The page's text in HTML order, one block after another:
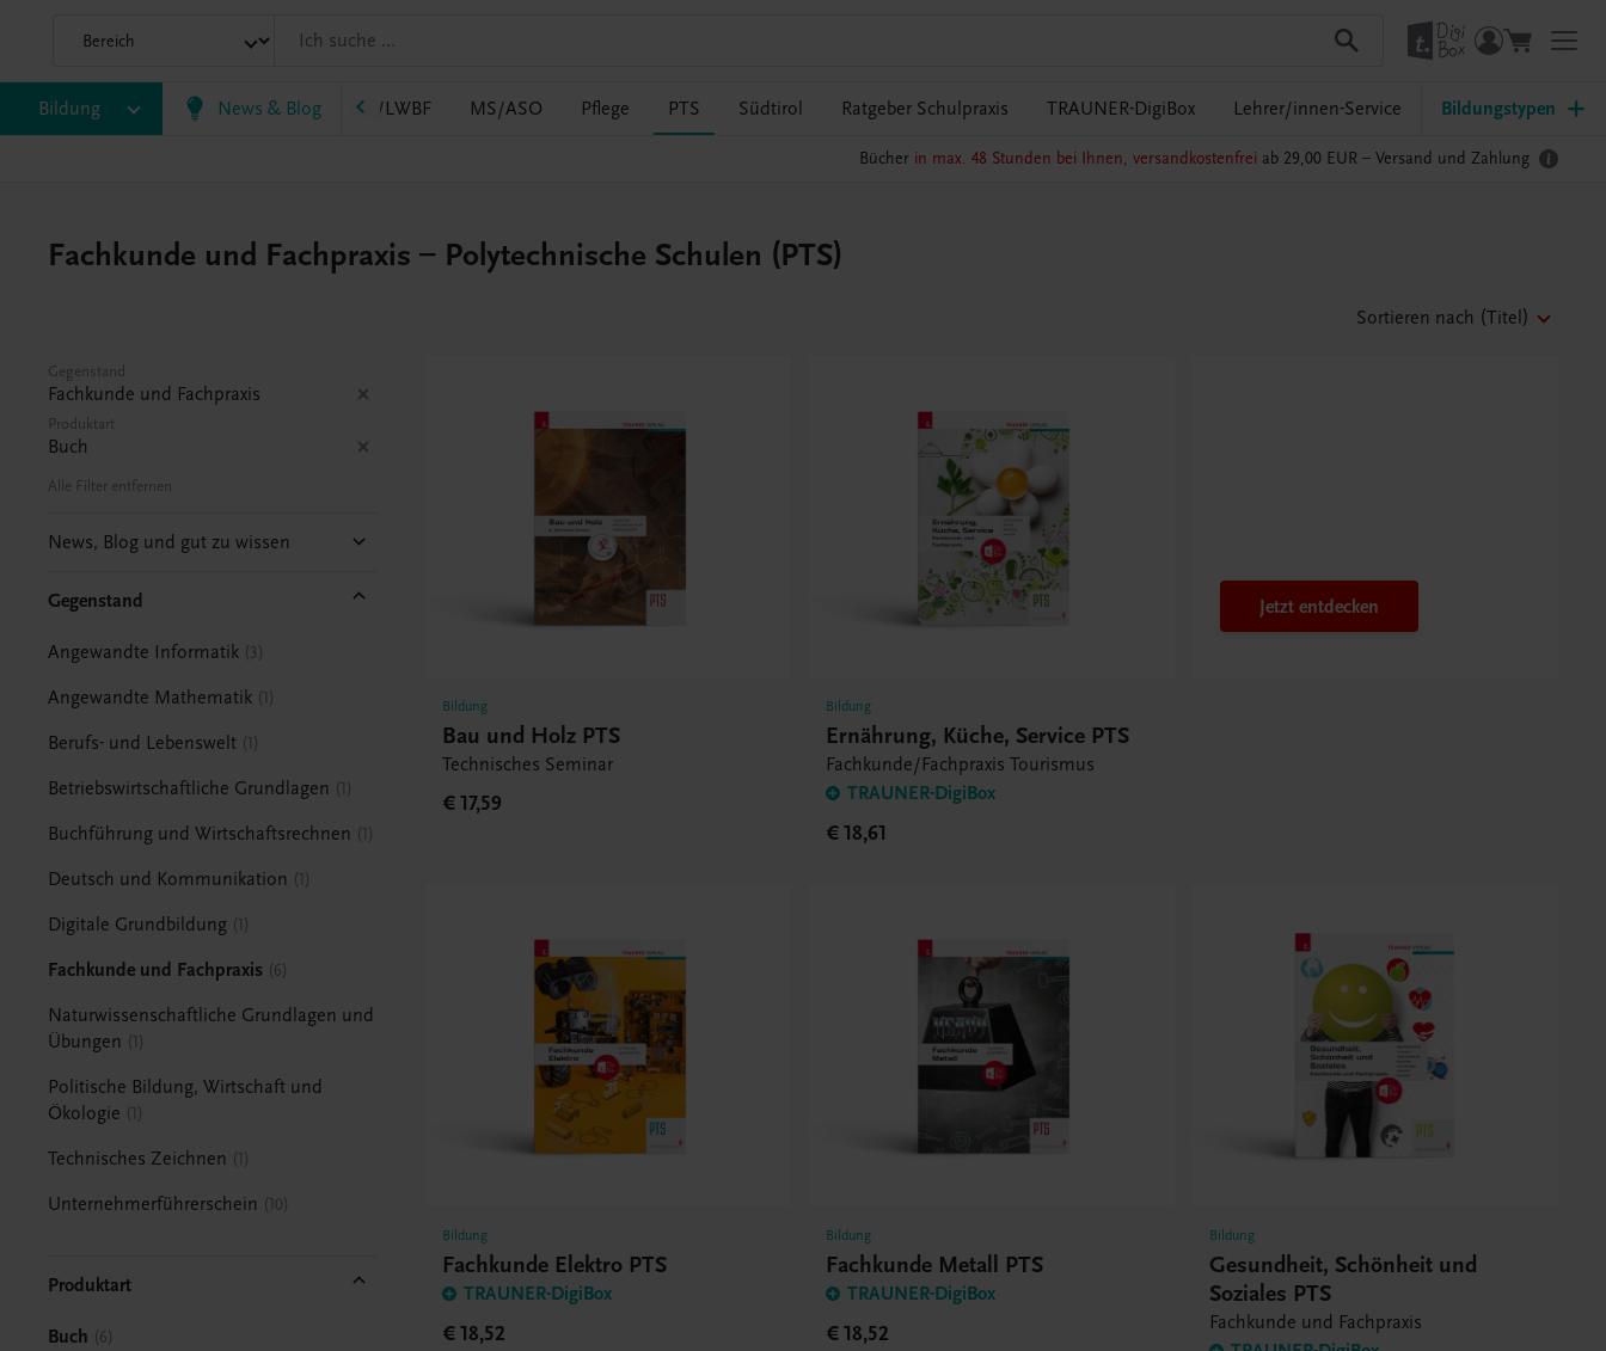
Bildung News & Blog
HLT/Kolleg HLW HTL/FS LW/LWBF MS/ASO Pflege PTS Südtirol Ratgeber Schulpraxis TRAUNER-DigiBox Lehrer/innen-Service Bildungstypen
Bücher in max. 48 Stunden bei Ihnen, versandkostenfrei ab 29,00 EUR – Versand und Zahlung
Fachkunde und Fachpraxis – Polytechnische Schulen (PTS)
Sortieren nach (Titel)
Gegenstand
Fachkunde und Fachpraxis
Produktart
Buch
Alle Filter entfernen
News, Blog und gut zu wissen
Gegenstand
Angewandte Informatik 3
Angewandte Mathematik 1
Berufs- und Lebenswelt 1
Betriebswirtschaftliche Grundlagen 1
Buchführung und Wirtschaftsrechnen 1
Deutsch und Kommunikation 1
Digitale Grundbildung 1
Fachkunde und Fachpraxis 6
Naturwissenschaftliche Grundlagen und
Übungen
1
Politische Bildung, Wirtschaft und
Ökologie
1
Technisches Zeichnen 1
Unternehmerführerschein 10
Produktart
Buch 6
Bildung
Bau und Holz PTS
Technisches Seminar
€ 17,59
Bildung
Ernährung, Küche, Service PTS
Fachkunde/Fachpraxis Tourismus
TRAUNER-DigiBox
€ 18,61
Jetzt entdecken
Bildung
Fachkunde Elektro PTS
TRAUNER-DigiBox
€ 18,52
Bildung
Fachkunde Metall PTS
TRAUNER-DigiBox
€ 18,52
Bildung
Gesundheit, Schönheit und
Soziales PTS
Fachkunde und Fachpraxis